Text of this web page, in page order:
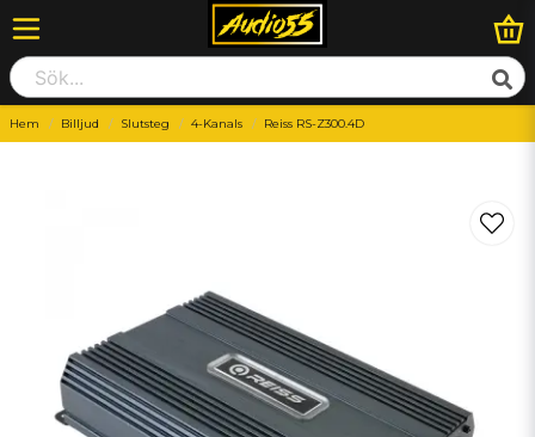
Hem Billjud Slutsteg 4-Kanals Reiss RS-Z300.4D